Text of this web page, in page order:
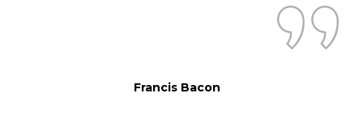
Francis Bacon